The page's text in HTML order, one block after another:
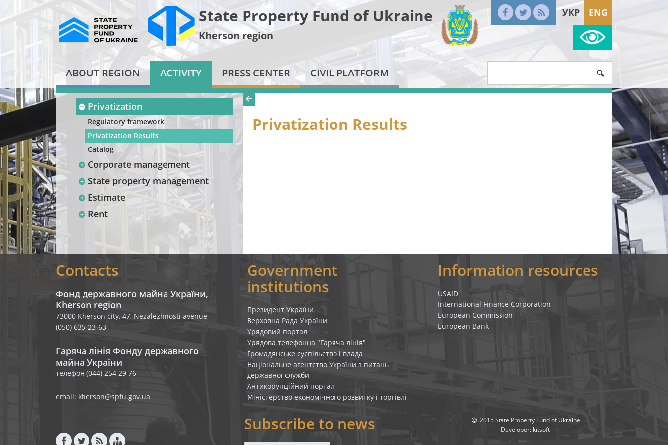
State Property Fund of Ukraine
Kherson region
УКР ENG
ABOUT REGION ACTIVITY PRESS CENTER CIVIL PLATFORM
Privatization
Regulatory framework
Privatization Results
Catalog
Corporate management
State property management
Estimate
Rent
Privatization Results
Contacts
Фонд державного майна України,
Kherson region
73000 Kherson city, 47, Nezalezhnosti avenue
(050) 635-23-63
Гаряча лінія Фонду державного
майна України
телефон (044) 254 29 76
email: kherson@spfu.gov.ua
Government
institutions
Президент України
Верховна Рада України
Урядовий портал
Урядова телефонна "Гаряча лінія"
Громадянське суспільство і влада
Національне агентство України з питань
державної служби
Антикорупційний портал
Міністерство економічного розвитку і торгівлі
Information resources
USAID
International Finance Corporation
European Commission
European Bank
Subscribe to news
2015 State Property Fund of Ukraine
Developer: kitsoft